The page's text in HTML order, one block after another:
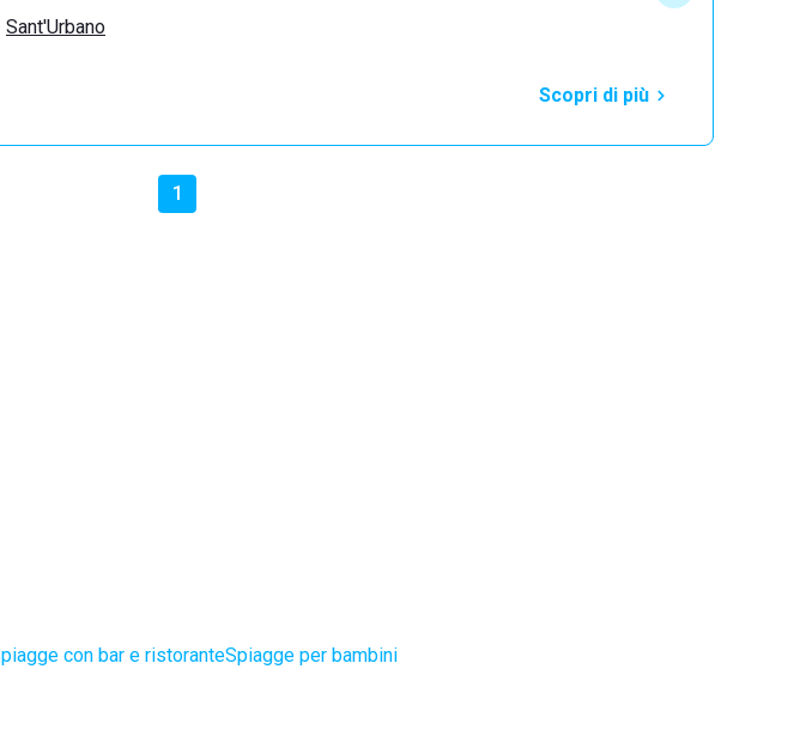
Sant'Urbano
Scopri di più
1
con bar e ristoranteSpiagge per bambini